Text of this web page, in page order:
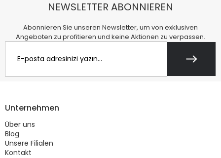
NEWSLETTER ABONNIEREN
Abonnieren Sie unseren Newsletter, um von exklusiven
Angeboten zu profitieren und keine Aktionen zu verpassen.
Unternehmen
Über uns
Blog
Unsere Filialen
Kontakt